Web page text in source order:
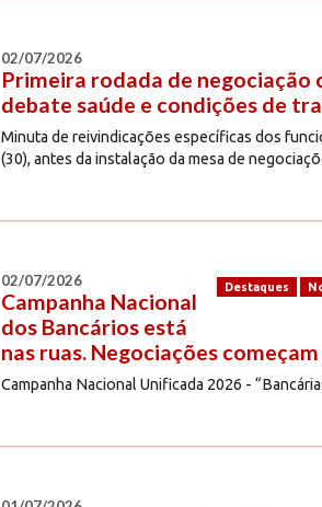
02/07/2026
Primeira rodada de negociação
debate saúde e condições de
Minuta de reivindicações específicas dos
(30), antes da instalação da mesa de
Destaques
02/07/2026
Campanha Nacional
dos Bancários está
nas ruas. Negociações
Campanha Nacional Unificada 2026 -